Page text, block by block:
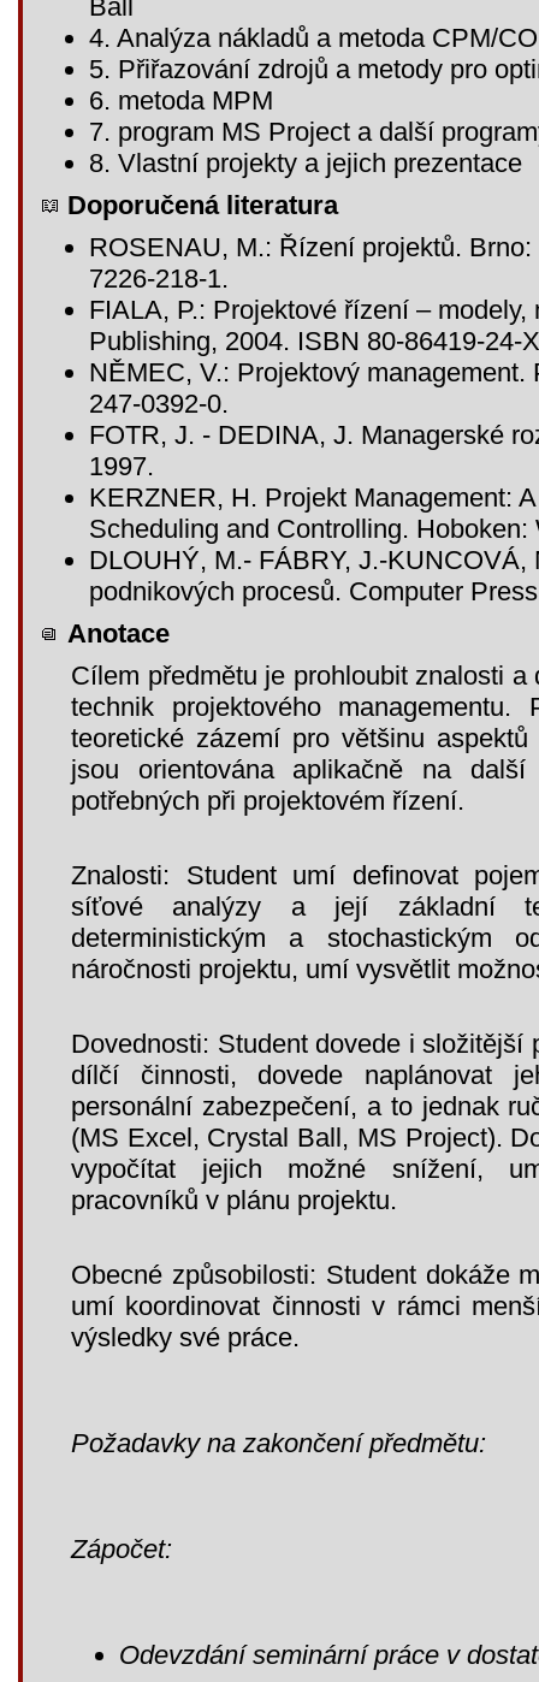
Ball
4. Analýza nákladů a metoda CPM/
5. Přiřazování zdrojů a metody pro
6. metoda MPM
7. program MS Project a další
8. Vlastní projekty a jejich prezentace
Doporučená literatura
ROSENAU, M.: Řízení projektů.
7226-218-1.
FIALA, P.: Projektové řízení –
Publishing, 2004. ISBN 80-86419-24-X
NĚMEC, V.: Projektový
247-0392-0.
FOTR, J. - DEDINA, J. Managerské
1997.
KERZNER, H. Projekt Management:
Scheduling and Controlling. Hoboken:
DLOUHÝ, M.- FÁBRY, J.-KUNCOVÁ,
podnikových procesů. Computer
Anotace
Cílem předmětu je prohloubit znalosti
technik projektového managementu.
teoretické zázemí pro většinu
jsou orientována aplikačně na další
potřebných při projektovém řízení.
Znalosti: Student umí definovat
síťové analýzy a její základní
deterministickým a stochastickým
náročnosti projektu, umí vysvětlit
Dovednosti: Student dovede i složitější
dílčí činnosti, dovede naplánovat
personální zabezpečení, a to jednak
(MS Excel, Crystal Ball, MS Project).
vypočítat jejich možné snížení,
pracovníků v plánu projektu.
Obecné způsobilosti: Student dokáže
umí koordinovat činnosti v rámci
výsledky své práce.
Požadavky na zakončení předmětu:
Zápočet:
Odevzdání seminární práce v